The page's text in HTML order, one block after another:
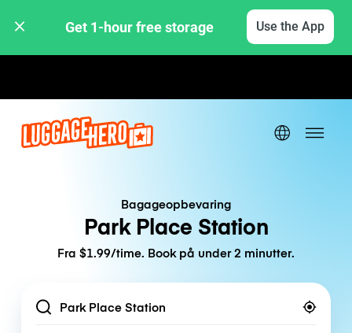
Get 1-hour free storage Use the App
Bagageopbevaring
Park Place Station
Fra $1.99/time. Book på under 2 minutter.
Location